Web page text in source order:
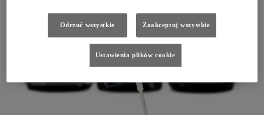
Odrzuć wszystkie Zaakceptuj wszystkie
Ustawienia plików cookie